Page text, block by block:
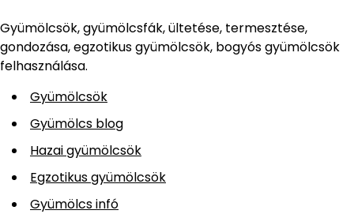
Gyümölcsök, gyümölcsfák, ültetése, termesztése,
gondozása, egzotikus gyümölcsök, bogyós gyümölcsök
felhasználása.
Gyümölcsök
Gyümölcs blog
Hazai gyümölcsök
Egzotikus gyümölcsök
Gyümölcs infó